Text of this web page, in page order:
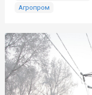
Агропром